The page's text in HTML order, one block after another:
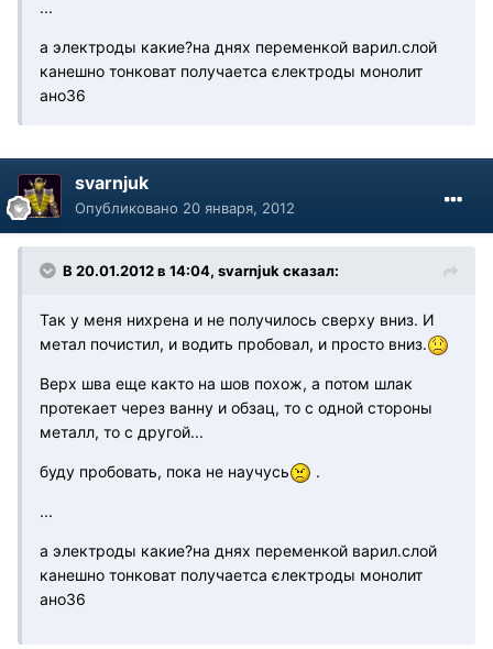
...
а электроды какие?на днях переменкой варил.слой
канешно тонковат получаетса єлектроды монолит
ано36
svarnjuk
Опубликовано 20 января, 2012
В 20.01.2012 в 14:04, svarnjuk сказал:
Так у меня нихрена и не получилось сверху вниз. И
метал почистил, и водить пробовал, и просто вниз.
Верх шва еще както на шов похож, а потом шлак
протекает через ванну и обзац, то с одной стороны
металл, то с другой...
буду пробовать, пока не научусь .
...
а электроды какие?на днях переменкой варил.слой
канешно тонковат получаетса єлектроды монолит
ано36